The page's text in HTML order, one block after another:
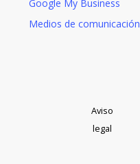
Google My Business
Medios de comunicación
Aviso
legal